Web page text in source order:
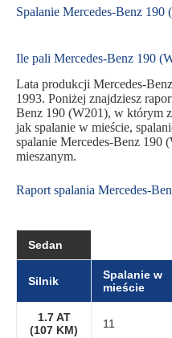
Spalanie Mercedes-Benz 190
Ile pali Mercedes-Benz 190
Lata produkcji Mercedes-
1993. Poniżej znajdziesz
Benz 190 (W201), w którym
jak spalanie w mieście,
spalanie Mercedes-Benz 190
mieszanym.
Raport spalania Mercedes-
Sedan
Silnik
Spalanie w
mieście
1.7 AT
(107 KM)
11